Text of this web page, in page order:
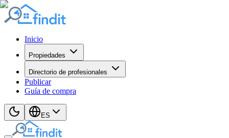
Inicio
Propiedades
Directorio de profesionales
Publicar
Guía de compra
ES